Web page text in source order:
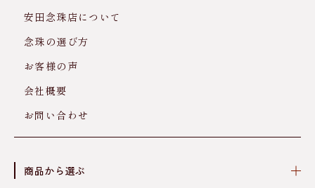
安田念珠店について
念珠の選び方
お客様の声
会社概要
お問い合わせ
商品から選ぶ